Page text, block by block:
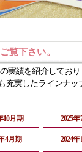
覧下さい。
実績を紹介してお
充実したラインナッ
10月期 2025
4月期 2024